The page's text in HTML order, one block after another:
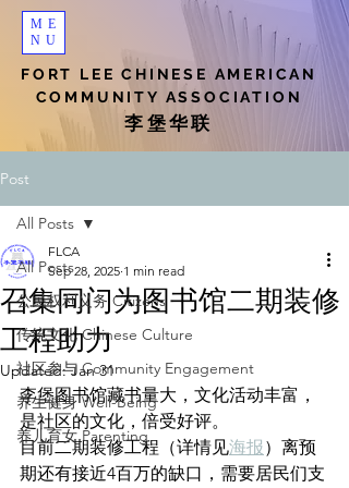
ME
NU
FORT LEE CHINESE AMERICAN
COMMUNITY ASSOCIATION
李堡华联
Post
All Posts
公民权利义务 Citizens
传统文化 Chinese Culture
社区参与 Community Engagement
养生健身 Well-Being
养儿育女 Parenting
All Posts
召集同门为图书馆二期装修
工程助力
FLCA
Sep 28, 2025 1 min read
Updated:Jan 31
李堡图书馆藏书量大，文化活动丰富，
是社区的文化，倍受好评。
目前二期装修工程（详情见海报）离预
期还有接近4百万的缺口，需要居民们支